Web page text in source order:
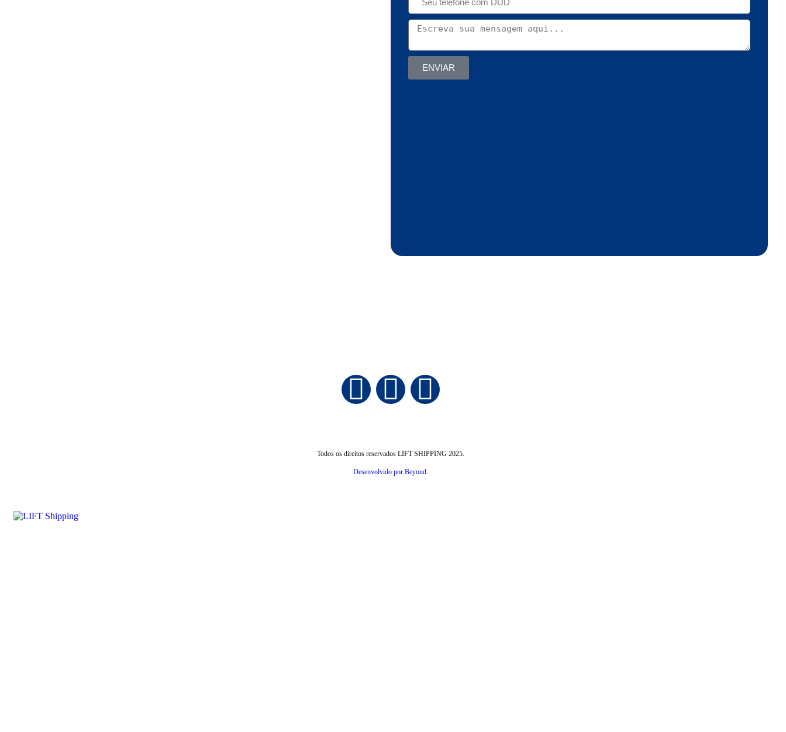
ENVIAR
Todos os direitos reservados LIFT SHIPPING 2025.
Desenvolvido por Beyond.